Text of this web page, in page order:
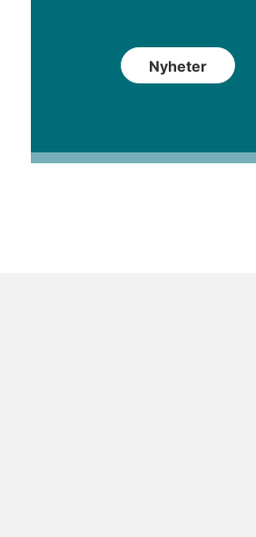
Nyheter